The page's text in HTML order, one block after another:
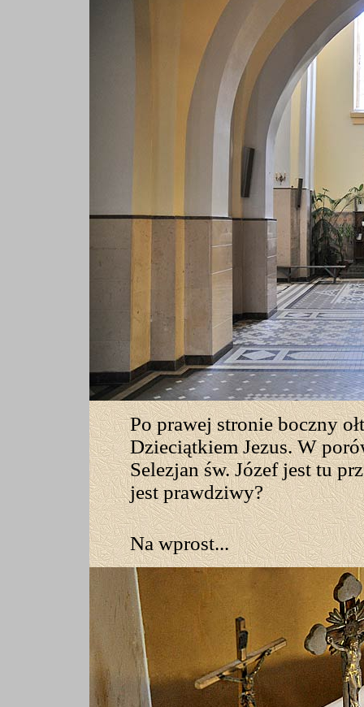
Po prawej stronie boczny
Dzieciątkiem Jezus. W
Selezjan św. Józef jest tu
jest prawdziwy?
Na wprost...